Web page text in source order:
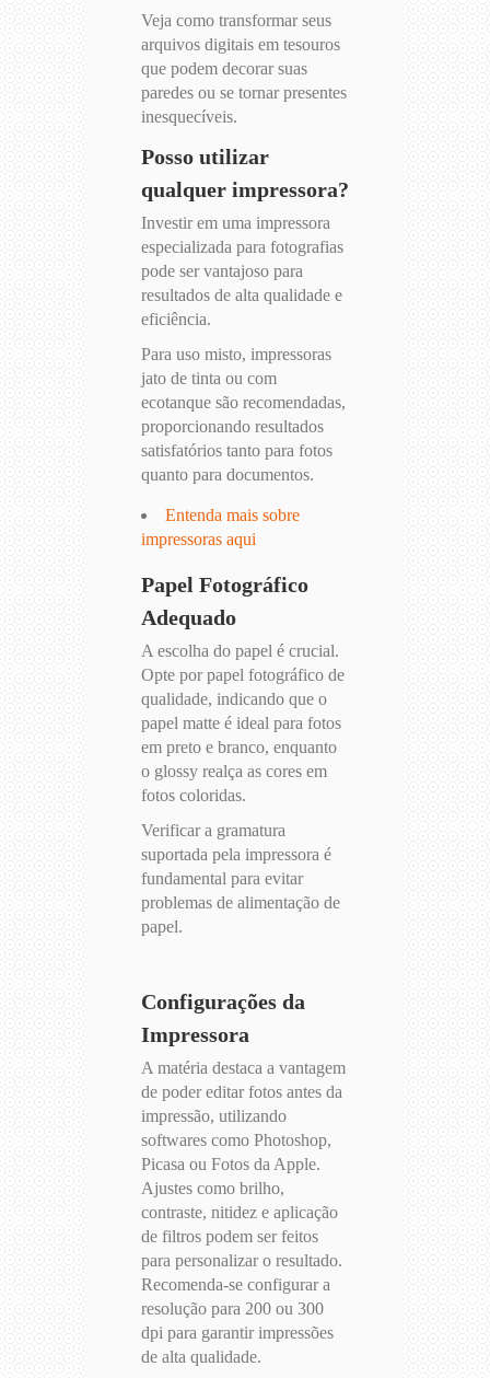
Veja como transformar seus
arquivos digitais em tesouros
que podem decorar suas
paredes ou se tornar presentes
inesquecíveis.
Posso utilizar
qualquer impressora?
Investir em uma impressora
especializada para fotografias
pode ser vantajoso para
resultados de alta qualidade e
eficiência.
Para uso misto, impressoras
jato de tinta ou com
ecotanque são recomendadas,
proporcionando resultados
satisfatórios tanto para fotos
quanto para documentos.
Entenda mais sobre
impressoras aqui
Papel Fotográfico
Adequado
A escolha do papel é crucial.
Opte por papel fotográfico de
qualidade, indicando que o
papel matte é ideal para fotos
em preto e branco, enquanto
o glossy realça as cores em
fotos coloridas.
Verificar a gramatura
suportada pela impressora é
fundamental para evitar
problemas de alimentação de
papel.
Configurações da
Impressora
A matéria destaca a vantagem
de poder editar fotos antes da
impressão, utilizando
softwares como Photoshop,
Picasa ou Fotos da Apple.
Ajustes como brilho,
contraste, nitidez e aplicação
de filtros podem ser feitos
para personalizar o resultado.
Recomenda-se configurar a
resolução para 200 ou 300
dpi para garantir impressões
de alta qualidade.